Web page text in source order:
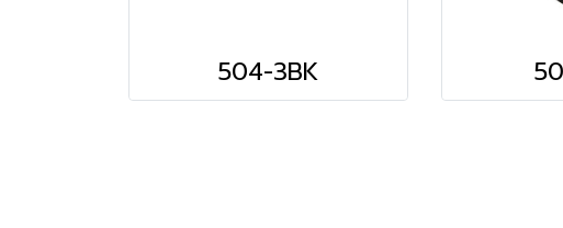
504-3BK